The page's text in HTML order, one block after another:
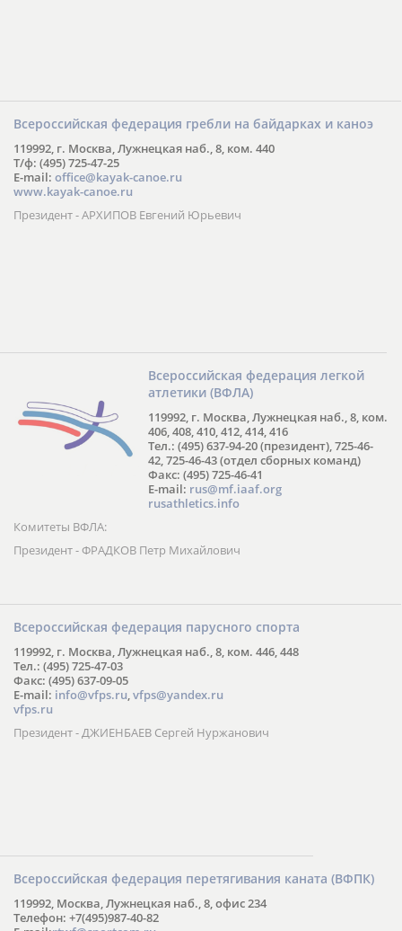
Всероссийская федерация гребли на байдарках и каноэ
119992, г. Москва, Лужнецкая наб., 8, ком. 440
Т/ф: (495) 725-47-25
E-mail: office@kayak-canoe.ru
www.kayak-canoe.ru
Президент - АРХИПОВ Евгений Юрьевич
Всероссийская федерация легкой
атлетики (ВФЛА)
119992, г. Москва, Лужнецкая наб., 8, ком.
406, 408, 410, 412, 414, 416
Тел.: (495) 637-94-20 (президент), 725-46-
42, 725-46-43 (отдел сборных команд)
Факс: (495) 725-46-41
E-mail: rus@mf.iaaf.org
rusathletics.info
Комитеты ВФЛА:
Президент - ФРАДКОВ Петр Михайлович
Всероссийская федерация парусного спорта
119992, г. Москва, Лужнецкая наб., 8, ком. 446, 448
Тел.: (495) 725-47-03
Факс: (495) 637-09-05
E-mail: info@vfps.ru,vfps@yandex.ru
vfps.ru
Президент - ДЖИЕНБАЕВ Сергей Нуржанович
Всероссийская федерация перетягивания каната (ВФПК)
119992, Москва, Лужнецкая наб., 8, офис 234
Телефон: +7(495)987-40-82